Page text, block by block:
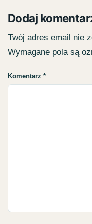
Dodaj
Twój adres email nie
Wymagane pola są
Komentarz *